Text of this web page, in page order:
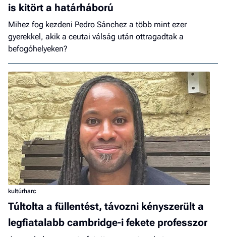
is kitört a határháború
Mihez fog kezdeni Pedro Sánchez a több mint ezer
gyerekkel, akik a ceutai válság után ottragadtak a
befogóhelyeken?
kultúrharc
Túltolta a füllentést, távozni kényszerült a
legfiatalabb cambridge-i fekete professzor